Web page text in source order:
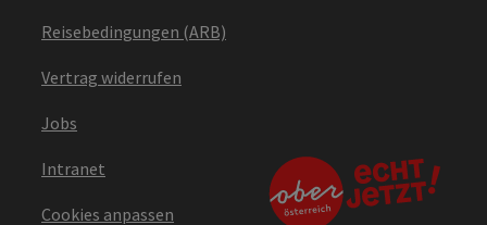
Reisebedingungen (ARB)
Vertrag widerrufen
Jobs
Intranet
Cookies anpassen